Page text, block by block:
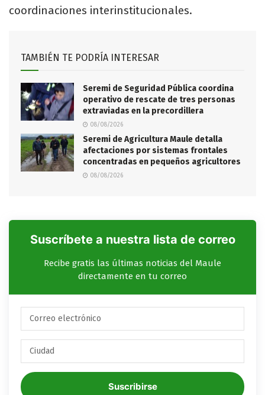
coordinaciones interinstitucionales.
TAMBIÉN TE PODRÍA INTERESAR
Seremi de Seguridad Pública coordina
operativo de rescate de tres personas
extraviadas en la precordillera
08/08/2026
Seremi de Agricultura Maule detalla
afectaciones por sistemas frontales
concentradas en pequeños agricultores
08/08/2026
Suscríbete a nuestra lista de correo
Recibe gratis las últimas noticias del Maule
directamente en tu correo
Suscribirse